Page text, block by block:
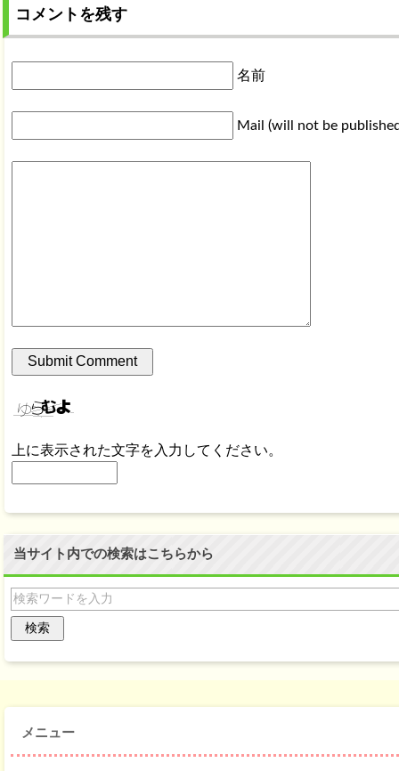
コメントを残す
名前
Mail (will not be
上に表示された文字を入力してください。
当サイト内での検索はこちらから
メニュー